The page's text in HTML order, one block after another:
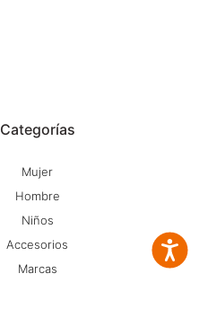
Categorías
Mujer
Hombre
Niños
Accesorios
Marcas